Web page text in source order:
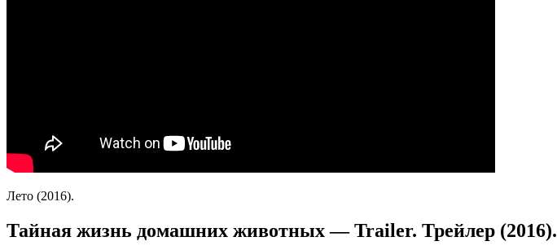
Лето (2016).
Тайная жизнь домашних животных — Trailer. Трейлер (2016).